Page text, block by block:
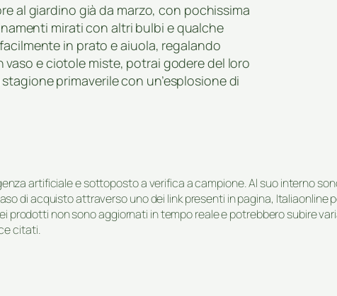
al giardino già da marzo, con pochissima
mirati con altri bulbi e qualche
in prato e aiuola, regalando
e ciotole miste, potrai godere del loro
primaverile con un’esplosione di
artificiale e sottoposto a verifica a campione. Al suo interno
di acquisto attraverso uno dei link presenti in pagina, Italiaonline
prodotti non sono aggiornati in tempo reale e potrebbero subire
citati.